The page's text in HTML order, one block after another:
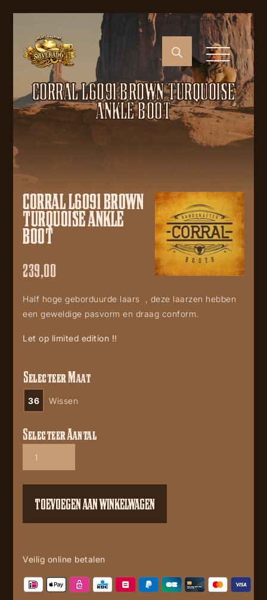
CORRAL L6091 BROWN TURQUOISE
ANKLE BOOT
CORRAL L6091 BROWN
TURQUOISE ANKLE
BOOT
239,00
Half hoge geborduurde laars , deze laarzen hebben
een geweldige pasvorm en draag conform.
Let op limited edition !!
Selecteer Maat
36 Wissen
Corral
brown
boot
aantal
Selecteer Aantal
TOEVOEGEN AAN WINKELWAGEN
Veilig online betalen